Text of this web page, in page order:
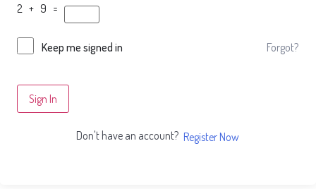
2 + 9 =
Keep me signed in Forgot?
Sign In
Don't have an account? Register Now